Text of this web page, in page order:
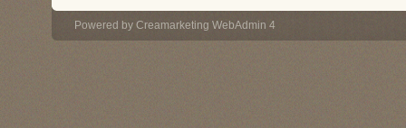
Powered by Creamarketing WebAdmin 4